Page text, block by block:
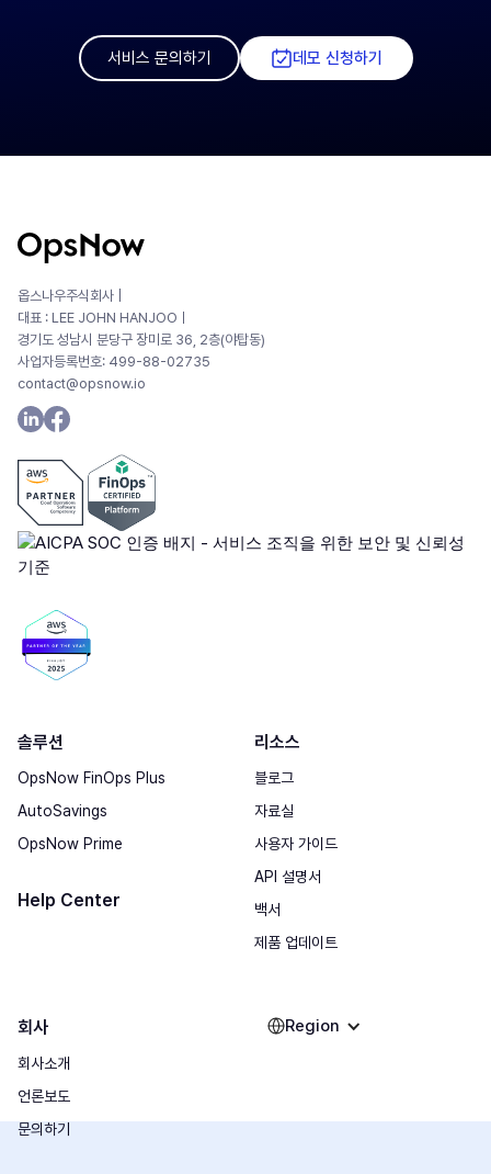
서비스 문의하기 데모 신청하기
옵스나우주식회사 |
대표 : LEE JOHN HANJOOㅣ
경기도 성남시 분당구 장미로 36, 2층(야탑동)
사업자등록번호: 499-88-02735
contact@opsnow.io
솔루션
OpsNow FinOps Plus
AutoSavings
OpsNow Prime
Help Center
리소스
블로그
자료실
사용자 가이드
API 설명서
백서
제품 업데이트
회사
회사소개
언론보도
문의하기
Region